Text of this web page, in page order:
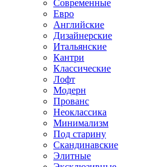
Современные
Евро
Английские
Дизайнерские
Итальянские
Кантри
Классические
Лофт
Модерн
Прованс
Неоклассика
Минимализм
Под старину
Скандинавские
Элитные